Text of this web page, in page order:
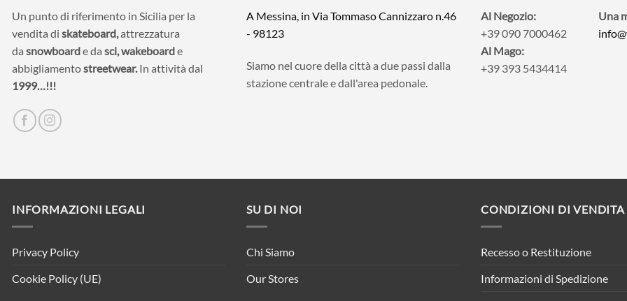
Un punto di riferimento in Sicilia per la
vendita di skateboard,attrezzatura
da snowboarde da sci,wakeboarde
abbigliamentostreetwear.In attività dal
1999…!!!
A Messina, in Via Tommaso Cannizzaro n.46
- 98123
Siamo nel cuore della città a due passi dalla
stazione centrale e dall'area pedonale.
Al Negozio:
+39 090 7000462
Al Mago:
+39 393 5434414
Una
INFORMAZIONI LEGALI
Privacy Policy
Cookie Policy (UE)
SU DI NOI
Chi Siamo
Our Stores
CONDIZIONI DI VENDITA
Recesso o Restituzione
Informazioni di Spedizione